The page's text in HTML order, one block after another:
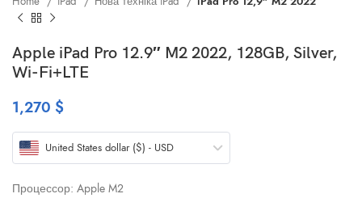
Apple iPad Pro 12.9″ M2 2022, 128GB, Silver,
Wi-Fi+LTE
1,270 $
United States dollar ($) - USD
Процессор: Apple M2